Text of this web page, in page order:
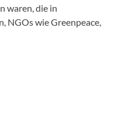
waren, die in
NGOs wie Greenpeace,